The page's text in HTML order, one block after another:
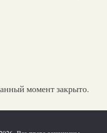
момент закрыто.